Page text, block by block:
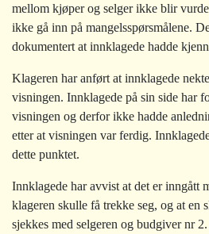
mellom kjøper og selger ikke blir
ikke gå inn på mangelsspørsmålene.
dokumentert at innklagede hadde
Klageren har anført at innklagede
visningen. Innklagede på sin side har
visningen og derfor ikke hadde
etter at visningen var ferdig.
dette punktet.
Innklagede har avvist at det er inngått
klageren skulle få trekke seg, og at en
sjekkes med selgeren og budgiver nr